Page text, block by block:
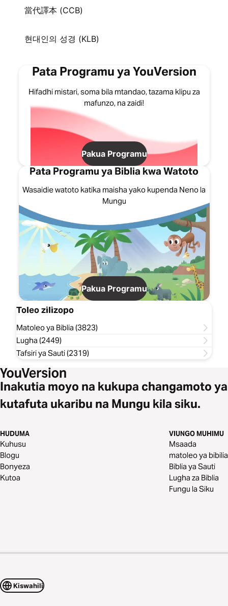
當代譯本 (CCB)
현대인의 성경 (KLB)
Pata Programu ya YouVersion
Hifadhi mistari, soma bila mtandao, tazama klipu za
mafunzo, na zaidi!
Pakua Programu
Pata Programu ya Biblia kwa Watoto
Wasaidie watoto katika maisha yako kupenda Neno la
Mungu
Pakua Programu
Toleo zilizopo
Matoleo ya Biblia (3823)
Lugha (2449)
Tafsiri ya Sauti (2319)
Inakutia moyo na kukupa changamoto ya
kutafuta ukaribu na Mungu kila siku.
HUDUMA
Kuhusu
Blogu
Bonyeza
Kutoa
VIUNGO MUHIMU
Msaada
matoleo ya bibilia
Biblia ya Sauti
Lugha za Biblia
Fungu la Siku
Kiswahili